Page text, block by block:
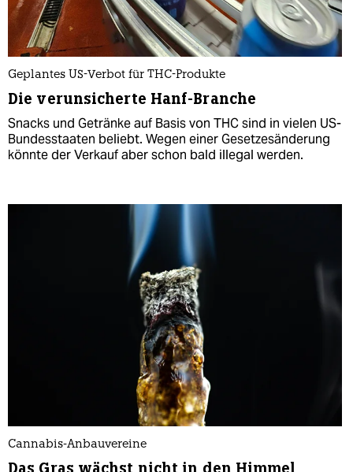
Geplantes US-Verbot für THC-Produkte
Die verunsicherte Hanf-Branche
Snacks und Getränke auf Basis von THC sind in vielen US-
Bundesstaaten beliebt. Wegen einer Gesetzesänderung
könnte der Verkauf aber schon bald illegal werden.
Cannabis-Anbauvereine